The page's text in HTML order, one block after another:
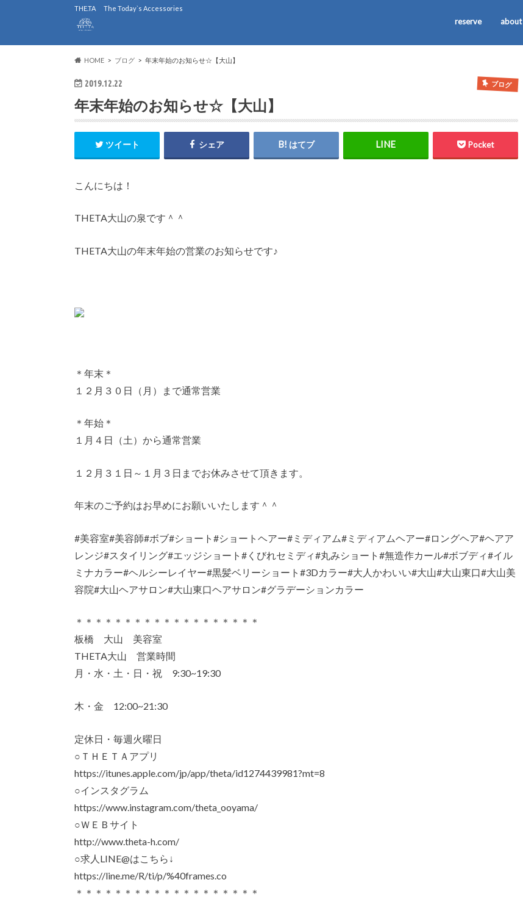
THE.TA The Today`s Accessories
reserve about
HOME ブログ 年末年始のお知らせ☆【大山】
2019.12.22 ブログ
年末年始のお知らせ☆【大山】
ツイート シェア はてブ Pocket
こんにちは！
THETA大山の泉です＾＾
THETA大山の年末年始の営業のお知らせです♪
＊年末＊
１２月３０日（月）まで通常営業
＊年始＊
１月４日（土）から通常営業
１２月３１日～１月３日までお休みさせて頂きます。
年末のご予約はお早めにお願いいたします＾＾
#美容室#美容師#ボブ#ショート#ショートヘアー#ミディアム#ミディアムヘアー#ロングヘア#ヘアア
レンジ#スタイリング#エッジショート#くびれセミディ#丸みショート#無造作カール#ボブディ#イル
ミナカラー#ヘルシーレイヤー#黒髪ベリーショート#3Dカラー#大人かわいい#大山#大山東口#大山美
容院#大山ヘアサロン#大山東口ヘアサロン#グラデーションカラー
＊＊＊＊＊＊＊＊＊＊＊＊＊＊＊＊＊＊＊
板橋 大山 美容室
THETA大山 営業時間
月・水・土・日・祝 9:30~19:30
木・金 12:00~21:30
定休日・毎週火曜日
○ＴＨＥＴＡアプリ
https://itunes.apple.com/jp/app/theta/id1274439981?mt=8
○インスタグラム
https://www.instagram.com/theta_ooyama/
○ＷＥＢサイト
http://www.theta-h.com/
○求人LINE@はこちら↓
https://line.me/R/ti/p/%40frames.co
＊＊＊＊＊＊＊＊＊＊＊＊＊＊＊＊＊＊＊